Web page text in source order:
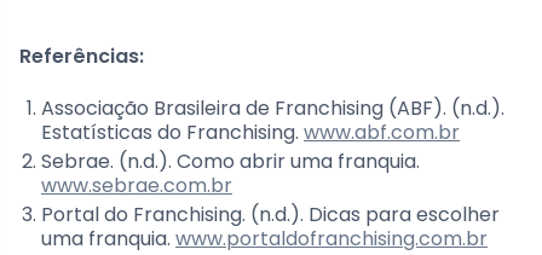
Referências:
Associação Brasileira de Franchising (ABF). (n.d.).
Estatísticas do Franchising. www.abf.com.br
Sebrae. (n.d.). Como abrir uma franquia.
www.sebrae.com.br
Portal do Franchising. (n.d.). Dicas para escolher
uma franquia. www.portaldofranchising.com.br